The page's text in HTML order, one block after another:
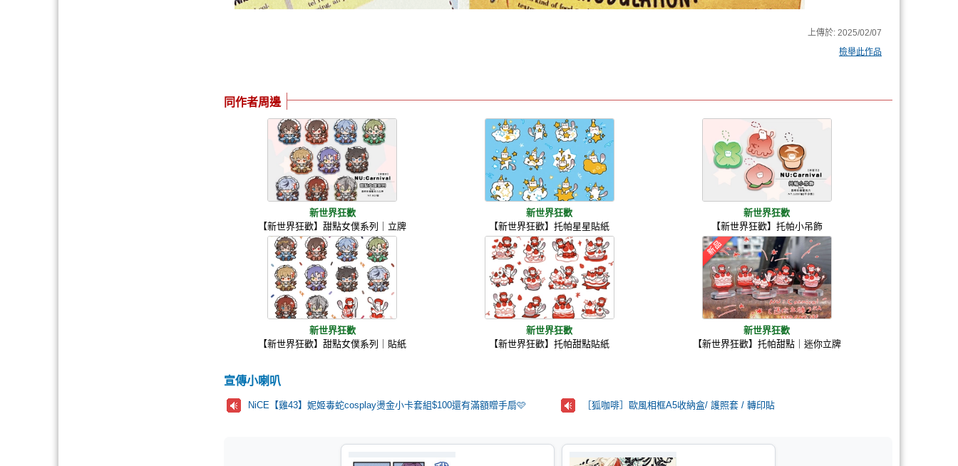
上傳於: 2025/02/07
檢舉此作品
同作者周邊
新世界狂歡
【新世界狂歡】甜點女僕系列｜立牌
新世界狂歡
【新世界狂歡】托帕星星貼紙
新世界狂歡
【新世界狂歡】托帕小吊飾
新世界狂歡
【新世界狂歡】甜點女僕系列｜貼紙
新世界狂歡
【新世界狂歡】托帕甜點貼紙
新世界狂歡
【新世界狂歡】托帕甜點｜迷你立牌
宣傳小喇叭
NiCE【雞43】妮姬毒蛇cosplay燙金小卡套組$100還有滿額贈手扇🩷 ［狐咖啡］歐風相框A5收納盒/ 護照套 / 轉印貼